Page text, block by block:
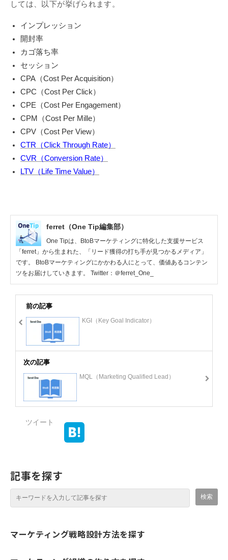
しては、以下が挙げられます。
インプレッション
開封率
カゴ落ち率
セッション
CPA（Cost Per Acquisition）
CPC（Cost Per Click）
CPE（Cost Per Engagement）
CPM（Cost Per Mille）
CPV（Cost Per View）
CTR（Click Through Rate）
CVR（Conversion Rate）
LTV（Life Time Value）
ferret（One Tip編集部）
One Tipは、BtoBマーケティングに特化した支援サービス
「ferret」から生まれた、「リード獲得の打ち手が見つかるメディア」
です。 BtoBマーケティングにかかわる人にとって、価値あるコンテン
ツをお届けしていきます。 Twitter：＠ferret_One_
前の記事
KGI（Key Goal Indicator）
次の記事
MQL（Marketing Qualified Lead）
ツイート
記事を探す
マーケティング戦略設計方法を探す